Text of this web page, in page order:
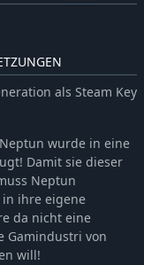
als Steam Key
wurde in eine
Damit sie dieser
Neptun
ihre eigene
da nicht eine
Gamindustri von
will!